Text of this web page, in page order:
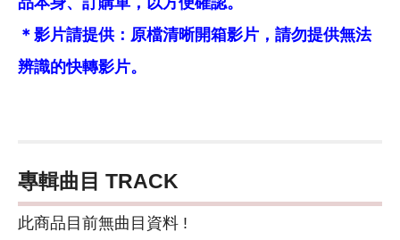
＊影片請提供：原檔清晰開箱影片，請勿提供無法
辨識的快轉影片。
專輯曲目 TRACK
此商品目前無曲目資料 !